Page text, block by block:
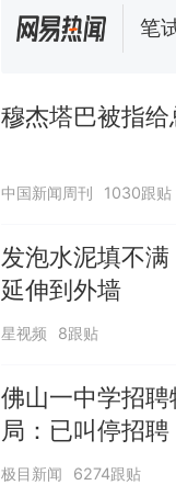
佛
招
穆杰塔巴被指
中国新闻周刊 1030跟贴
发泡水泥填不
延伸到外墙
星视频 8跟贴
佛山一中学招
局：已叫停招
极目新闻 6274跟贴